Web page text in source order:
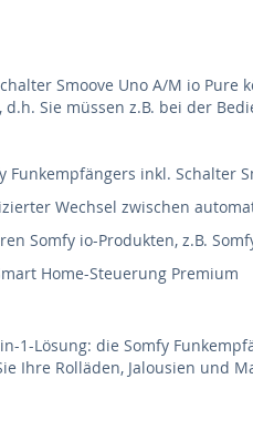
Smoove Uno A/M io
Sie müssen z.B. bei der
Funkempfängers inkl. Schalter
Wechsel zwischen
Somfy io-Produkten, z.B.
Home-Steuerung Premium
1-Lösung: die Somfy
Ihre Rolläden, Jalousien und